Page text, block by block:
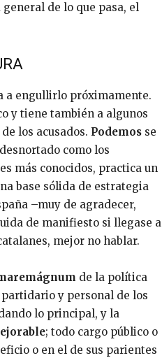
de lo que pasa, el
a engullirlo próximamente.
y tiene también a algunos
los acusados. Podemos se
como los
más conocidos, practica un
base sólida de estrategia
–muy de agradecer,
de manifiesto si llegase a
mejor no hablar.
de la política
y personal de los
lo principal, y la
; todo cargo público o
o en el de sus parientes